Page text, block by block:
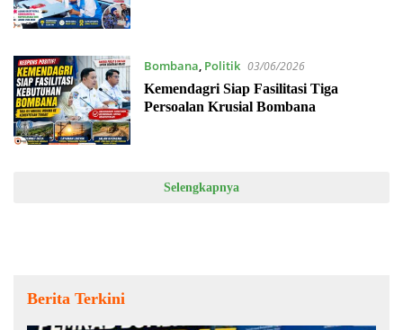
Bombana, Politik 03/06/2026
Kemendagri Siap Fasilitasi Tiga
Persoalan Krusial Bombana
Selengkapnya
Berita Terkini